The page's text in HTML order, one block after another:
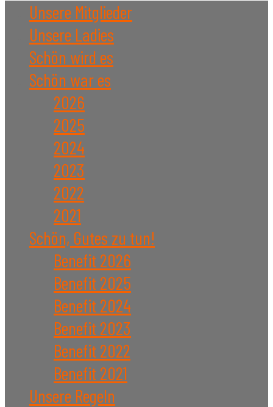
Unsere Mitglieder
Unsere Ladies
Schön wird es
Schön war es
2026
2025
2024
2023
2022
2021
Schön, Gutes zu tun!
Benefit 2026
Benefit 2025
Benefit 2024
Benefit 2023
Benefit 2022
Benefit 2021
Unsere Regeln